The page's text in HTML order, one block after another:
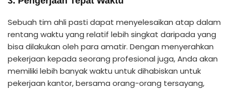
Sebuah tim ahli pasti dapat menyelesaikan atap dalam
rentang waktu yang relatif lebih singkat daripada yang
bisa dilakukan oleh para amatir. Dengan menyerahkan
pekerjaan kepada seorang profesional juga, Anda akan
memiliki lebih banyak waktu untuk dihabiskan untuk
pekerjaan kantor, bersama orang-orang tersayang,